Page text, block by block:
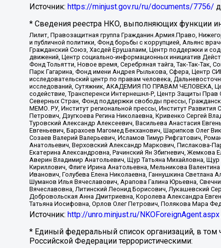
Источник: https://minjust.gov.ru/ru/documents/7756/
* Сведения реестра НКО, выполняющих функции
Лилит, Правозащитная группа Гражданин.Армия.Право,
и публичной политики, Фонд борьбы с коррупцией, Альянс
Гражданский Союз, Хасдей Ерушалаим, Центр поддержки и
движений, Центр социально-информационных инициатив
Фонд Тольятти, Новое время, Серебряная тайга, Так-Так-
Парк Гагарина, Фонд имени Андрея Рылькова, Сфера, Центр
исследовательский центр по правам человека,
исследований, Сутяжник, АКАДЕМИЯ ПО ПРАВАМ ЧЕЛОВЕКА,
содействие, Трансперенси Интернешнл-Р, Центр Защиты
Северных Стран, Фонд поддержки свободы прессы,
МЕМО. РУ, Институт региональной прессы, Институт
Петрович, Дзугкоева Регина Николаевна, Кривенко Сергей
Туровский Александр Алексеевич, Васильева Анастасия
Евгеньевич, Барахоев Магомед Бекханович, Шарипков Олег
Созаев Валерий Валерьевич, Исламов Тимур Рифгатович,
Анатольевич, Верховский Александр Маркович, Пислакова-
Екатерина Александровна, Рачинский Ян Збигневич, Жемкова
Аверин Владимир Анатольевич, Щур Татьяна Михайловна,
Кириллович, Флиге Ирина Анатольевна, Мельникова
Иванович, Голубева Елена Николаевна, Ганнушкина Светлана
Шуманов Илья Вячеславович, Арапова Галина Юрьевна,
Вячеславовна, Литинский Леонид Борисович, Лукашевский
Добровольская Анна Дмитриевна, Королева Александра
Татьяна Иосифовна, Орлов Олег Петрович, Полякова Мара
Источник: http://unro.minjust.ru/NKOForeignAgent.aspx
* Единый федеральный список организаций, в том
Российской Федерации террористическими: